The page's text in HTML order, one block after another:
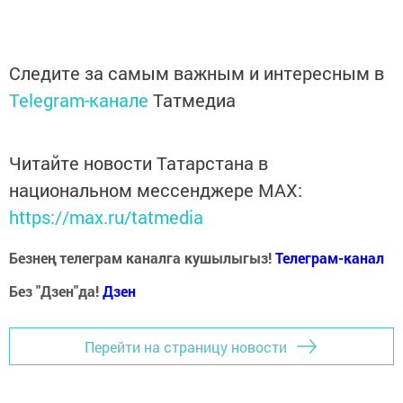
Следите за самым важным и интересным в
Telegram-канале Татмедиа
Читайте новости Татарстана в
национальном мессенджере MАХ:
https://max.ru/tatmedia
Безнең телеграм каналга кушылыгыз!Телеграм-канал
Без "Дзен"да!Дзен
Перейти на страницу новости